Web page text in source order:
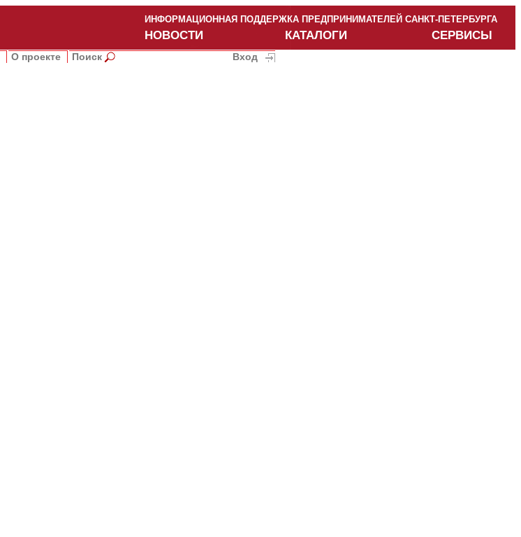
ИНФОРМАЦИОННАЯ ПОДДЕРЖКА ПРЕДПРИНИМАТЕЛЕЙ САНКТ-ПЕТЕРБУРГА
НОВОСТИ КАТАЛОГИ СЕРВИСЫ
О проекте Поиск Вход